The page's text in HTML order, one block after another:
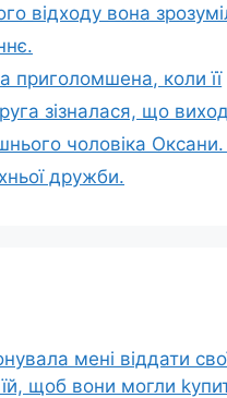
відходу вона
приголомшена, коли її
зізналася, що
чоловіка
дружби.
мені віддати
щоб вони могли